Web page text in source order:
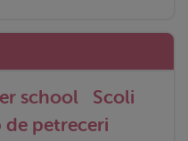
school
Scoli
de petreceri